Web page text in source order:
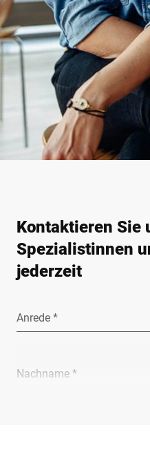
Kontaktieren Sie
Spezialistinnen
jederzeit
Anrede *
Nachname *